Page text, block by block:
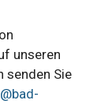
unseren
senden Sie